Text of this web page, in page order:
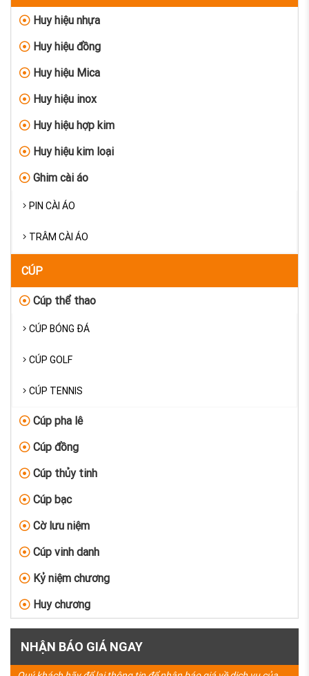
Huy hiệu nhựa
Huy hiệu đồng
Huy hiệu Mica
Huy hiệu inox
Huy hiệu hợp kim
Huy hiệu kim loại
Ghim cài áo
PIN CÀI ÁO
TRÂM CÀI ÁO
CÚP
Cúp thể thao
CÚP BÓNG ĐÁ
CÚP GOLF
CÚP TENNIS
Cúp pha lê
Cúp đồng
Cúp thủy tinh
Cúp bạc
Cờ lưu niệm
Cúp vinh danh
Kỷ niệm chương
Huy chương
NHẬN BÁO GIÁ NGAY